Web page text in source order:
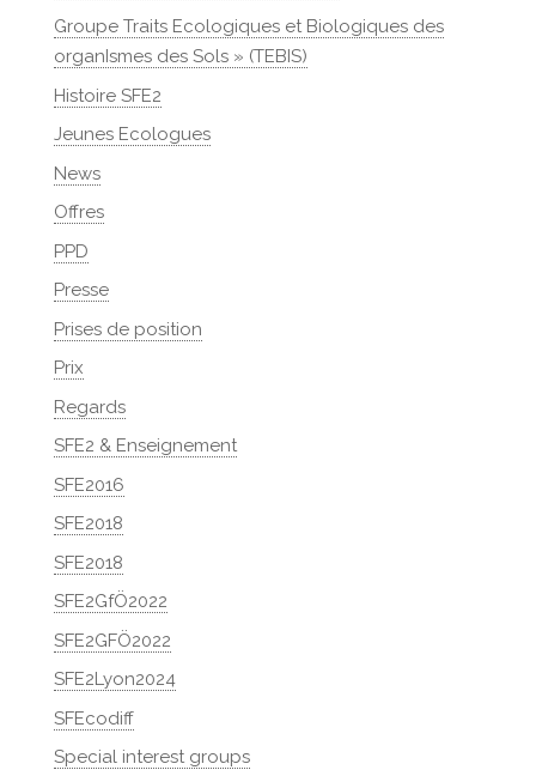
Groupe Traits Ecologiques et Biologiques des
organIsmes des Sols » (TEBIS)
Histoire SFE2
Jeunes Ecologues
News
Offres
PPD
Presse
Prises de position
Prix
Regards
SFE2 & Enseignement
SFE2016
SFE2018
SFE2018
SFE2GfÖ2022
SFE2GFÖ2022
SFE2Lyon2024
SFEcodiff
Special interest groups